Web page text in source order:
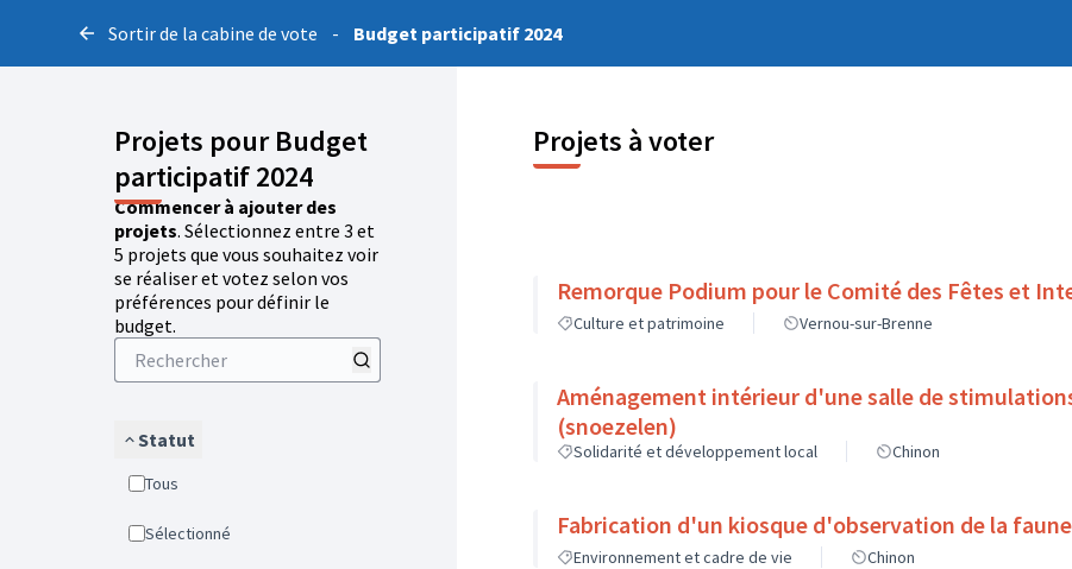
Sortir de la cabine de vote - Budget participatif 2024
Projets pour Budget
participatif 2024
Commencer à ajouter des
projets. Sélectionnez entre 3 et
5 projets que vous souhaitez voir
se réaliser et votez selon vos
préférences pour définir le
budget.
Statut
Tous
Sélectionné
Projets à voter
Remorque Podium pour le Comité des Fêtes et
Culture et patrimoine Vernou-sur-Brenne
Aménagement intérieur d'une salle de
(snoezelen)
Solidarité et développement local Chinon
Fabrication d'un kiosque d'observation de la
Environnement et cadre de vie Chinon